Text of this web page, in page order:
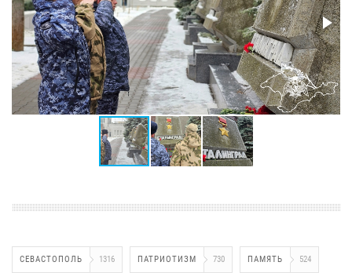
СЕВАСТОПОЛЬ 1316 ПАТРИОТИЗМ 730 ПАМЯТЬ 524